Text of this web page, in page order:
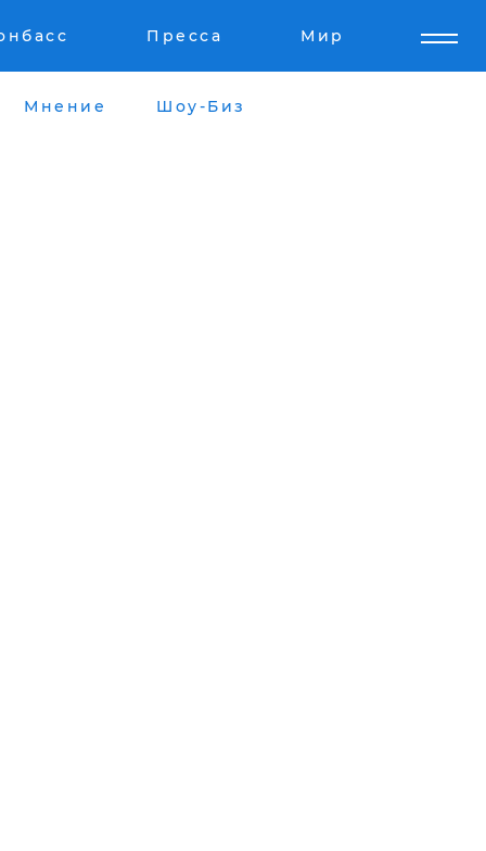
Пресса Мир
Мнение Шоу-Биз